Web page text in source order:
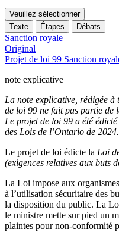
Veuillez sélectionner
Texte
Étapes Débats
Sanction royale
Original
Projet de loi 99 Sanction
note explicative
La note explicative, rédigée à
de loi 99 ne fait pas partie de
Le projet de loi 99 a été
des Lois de l’Ontario de 2024.
Le projet de loi édicte la Loi
(exigences relatives aux buts
La Loi impose aux
à l’utilisation sécuritaire des
la disposition du public. La
le ministre mette sur pied un
plaintes pour non-conformité